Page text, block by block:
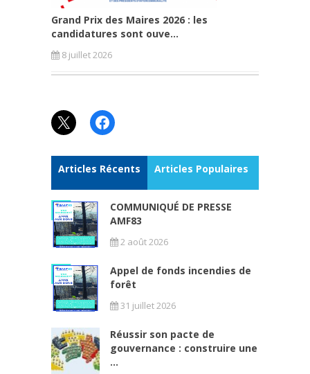
Grand Prix des Maires 2026 : les
candidatures sont ouve...
8 juillet 2026
X Facebook
Articles Récents Articles Populaires
COMMUNIQUÉ DE PRESSE
AMF83
2 août 2026
Appel de fonds incendies de
forêt
31 juillet 2026
Réussir son pacte de
gouvernance : construire une
...